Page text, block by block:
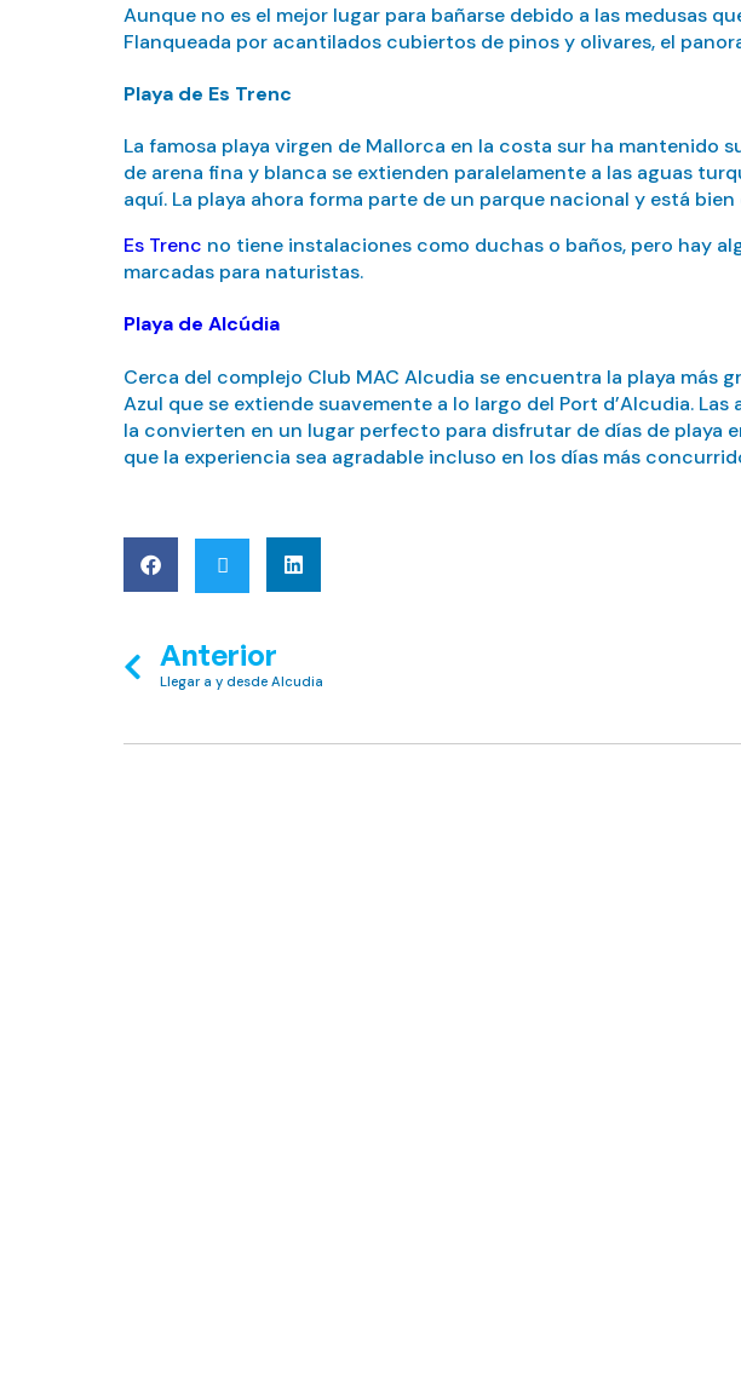
Aunque no es el mejor lugar para bañarse debido a las medusas
Flanqueada por acantilados cubiertos de pinos y olivares, el
Playa de Es Trenc
La famosa playa virgen de Mallorca en la costa sur ha
de arena fina y blanca se extienden paralelamente a las aguas
aquí. La playa ahora forma parte de un parque nacional y está
Es Trenc no tiene instalaciones como duchas o baños, pero hay
marcadas para naturistas.
Playa de Alcúdia
Cerca del complejo Club MAC Alcudia se encuentra la playa más
Azul que se extiende suavemente a lo largo del Port d’Alcudia.
la convierten en un lugar perfecto para disfrutar de días de playa
que la experiencia sea agradable incluso en los días más
Anterior
Llegar a y desde Alcudia